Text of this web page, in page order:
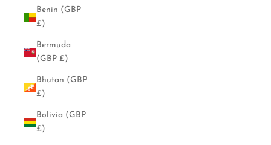
Benin (GBP
£)
Bermuda
(GBP £)
Bhutan (GBP
£)
Bolivia (GBP
£)